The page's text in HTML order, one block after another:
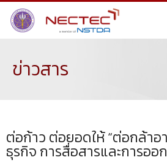
ข่าวสาร
ต่อก้าว ต่อยอดให้ “ต่อกล้าอ
ธุรกิจ การสื่อสารและการ